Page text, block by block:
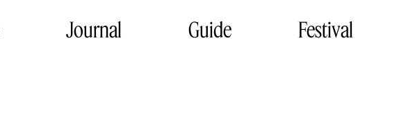
Journal Guide Festival